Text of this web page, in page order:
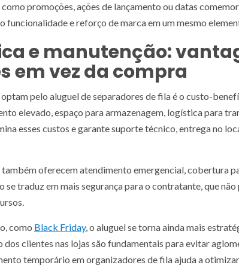
promoções, ações de lançamento ou datas
funcionalidade e reforço de marca em um mesmo
e manutenção:
em vez da compra
pelo aluguel de separadores de fila é o custo-
elevado, espaço para armazenagem, logística para
esses custos e garante suporte técnico, entrega no
também oferecem atendimento emergencial, cobertura
se traduz em mais segurança para o contratante, que
como Black Friday, o aluguel se torna ainda mais
clientes nas lojas são fundamentais para evitar
temporário em organizadores de fila ajuda a